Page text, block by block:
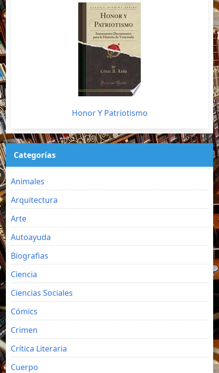
Honor Y Patriotismo
Categorías
Animales
Arquitectura
Arte
Autoayuda
Biografias
Ciencia
Ciencias Sociales
Cómics
Crimen
Crítica Literaria
Cuerpo